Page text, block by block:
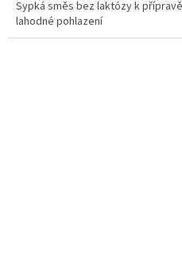
Sypká směs bez laktózy k
lahodné pohlazení